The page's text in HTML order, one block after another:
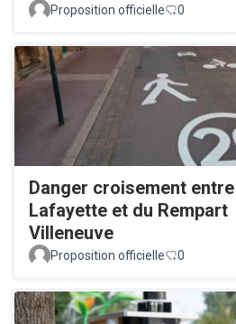
Proposition officielle 0
Danger croisement
Lafayette et du Rempart
Villeneuve
Proposition officielle 0